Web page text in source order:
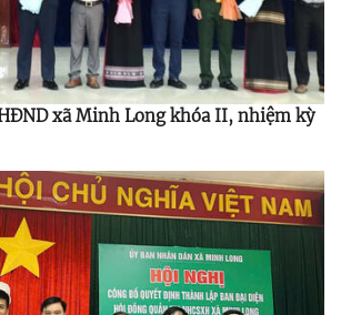
xã Minh Long khóa II, nhiệm kỳ